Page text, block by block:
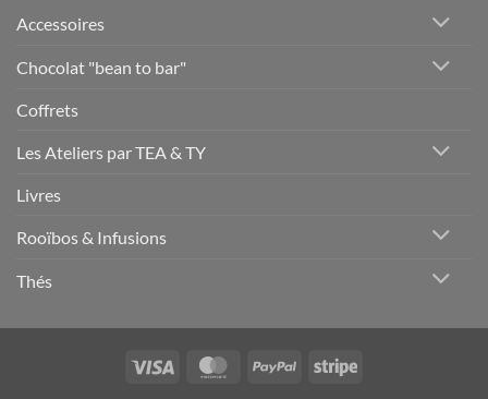
Accessoires
Chocolat "bean to bar"
Coffrets
Les Ateliers par TEA & TY
Livres
Rooïbos & Infusions
Thés
Visa MasterCardPayPal Stripe